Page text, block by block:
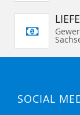
SOCIAL